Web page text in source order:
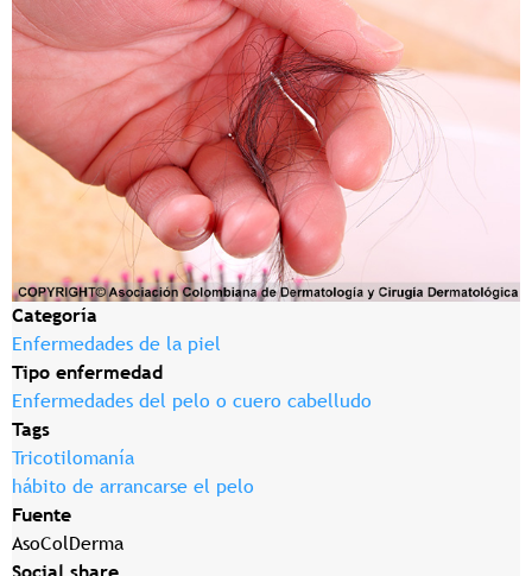
Categoría
Enfermedades de la piel
Tipo enfermedad
Enfermedades del pelo o cuero cabelludo
Tags
Tricotilomanía
hábito de arrancarse el pelo
Fuente
AsoColDerma